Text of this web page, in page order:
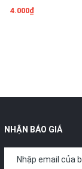
4.000₫
NHẬN BÁO GIÁ